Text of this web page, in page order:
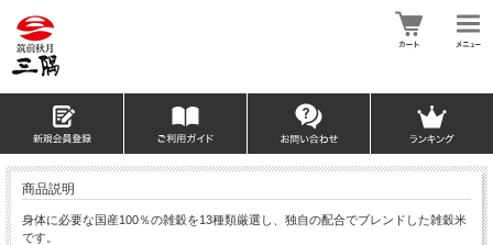
商品説明
身体に必要な国産100％の雑穀を13種類厳選し、独自の配合でブレンドした雑穀米
です。